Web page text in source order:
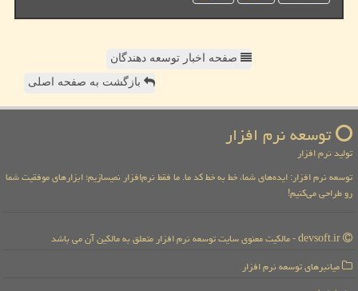
صفحه اخبار توسعه دهندگان
بازگشت به صفحه اصلی
توسعه نرم افزار
تولید نرم افزار
توسعه نرم افزار: ایده‌های شما، خط به خط کد ما. ما فقط نرم‌افزار نمیسازیم؛ ابزارهای موفقیت شما
رو طراحی می‌کنیم!
میانبرهای توسعه نرم افزار